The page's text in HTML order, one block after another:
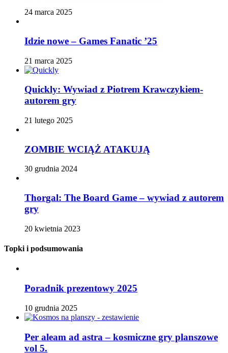
24 marca 2025
Idzie nowe – Games Fanatic ’25
21 marca 2025
Quickly: Wywiad z Piotrem Krawczykiem-
autorem gry
21 lutego 2025
ZOMBIE WCIĄŻ ATAKUJĄ
30 grudnia 2024
Thorgal: The Board Game – wywiad z autorem
gry
20 kwietnia 2023
Topki i podsumowania
Poradnik prezentowy 2025
10 grudnia 2025
Per aleam ad astra – kosmiczne gry planszowe
vol 5.